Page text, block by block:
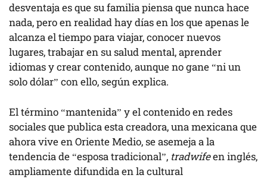
desventaja es que su familia piensa que nunca hace
nada, pero en realidad hay días en los que apenas le
alcanza el tiempo para viajar, conocer nuevos
lugares, trabajar en su salud mental, aprender
idiomas y crear contenido, aunque no gane “ni un
solo dólar” con ello, según explica.
El término “mantenida” y el contenido en redes
sociales que publica esta creadora, una mexicana que
ahora vive en Oriente Medio, se asemeja a la
tendencia de “esposa tradicional”, tradwifeen inglés,
ampliamente difundida en la cultural